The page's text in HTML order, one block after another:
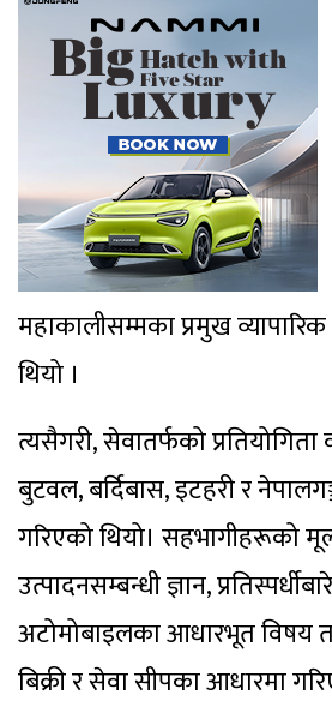
महाकालीसम्मका प्रमुख
थियो ।
त्यसैगरी, सेवातर्फको प्रतियोगिता
बुटवल, बर्दिबास, इटहरी र
गरिएको थियो। सहभागीहरूको
उत्पादनसम्बन्धी ज्ञान,
अटोमोबाइलका आधारभूत विषय
बिक्री र सेवा सीपका आधारमा